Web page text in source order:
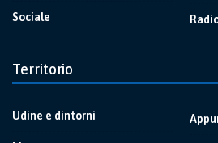
Sociale
Territorio
Udine e dintorni